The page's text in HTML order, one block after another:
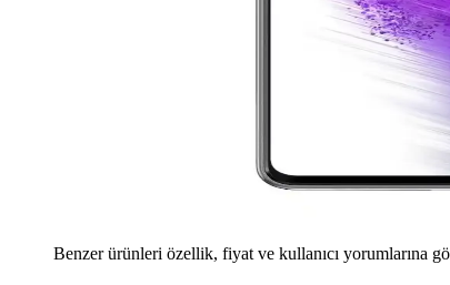
Benzer ürünleri özellik, fiyat ve kullanıcı yorumlarına